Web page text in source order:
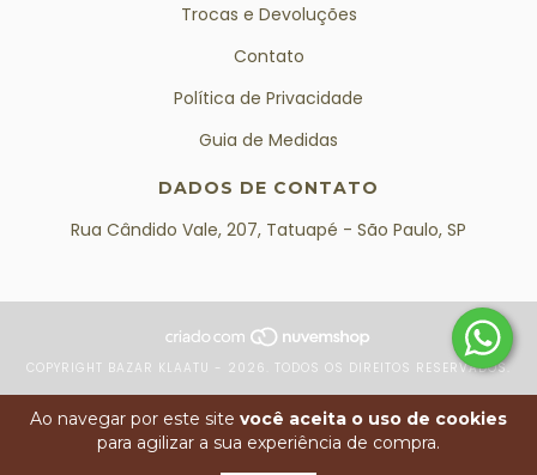
Ao navegar por este site você aceita o uso de cookies
para agilizar a sua experiência de compra.
Trocas e Devoluções
Contato
Política de Privacidade
Guia de Medidas
DADOS DE CONTATO
Rua Cândido Vale, 207, Tatuapé - São Paulo, SP
COPYRIGHT BAZAR KLAATU - 2026. TODOS OS DIREITOS RESERVADOS.